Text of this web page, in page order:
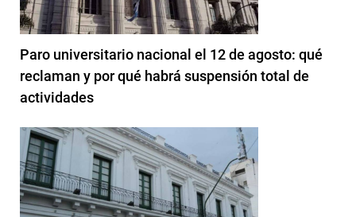
Paro universitario nacional el 12 de agosto: qué
reclaman y por qué habrá suspensión total de
actividades